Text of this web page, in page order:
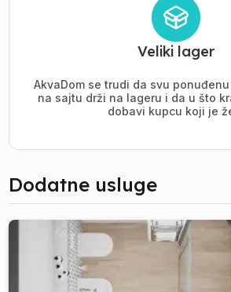
Veliki lager
AkvaDom se trudi da svu
na sajtu drži na lageru i da u što
dobavi kupcu koji je
Dodatne usluge